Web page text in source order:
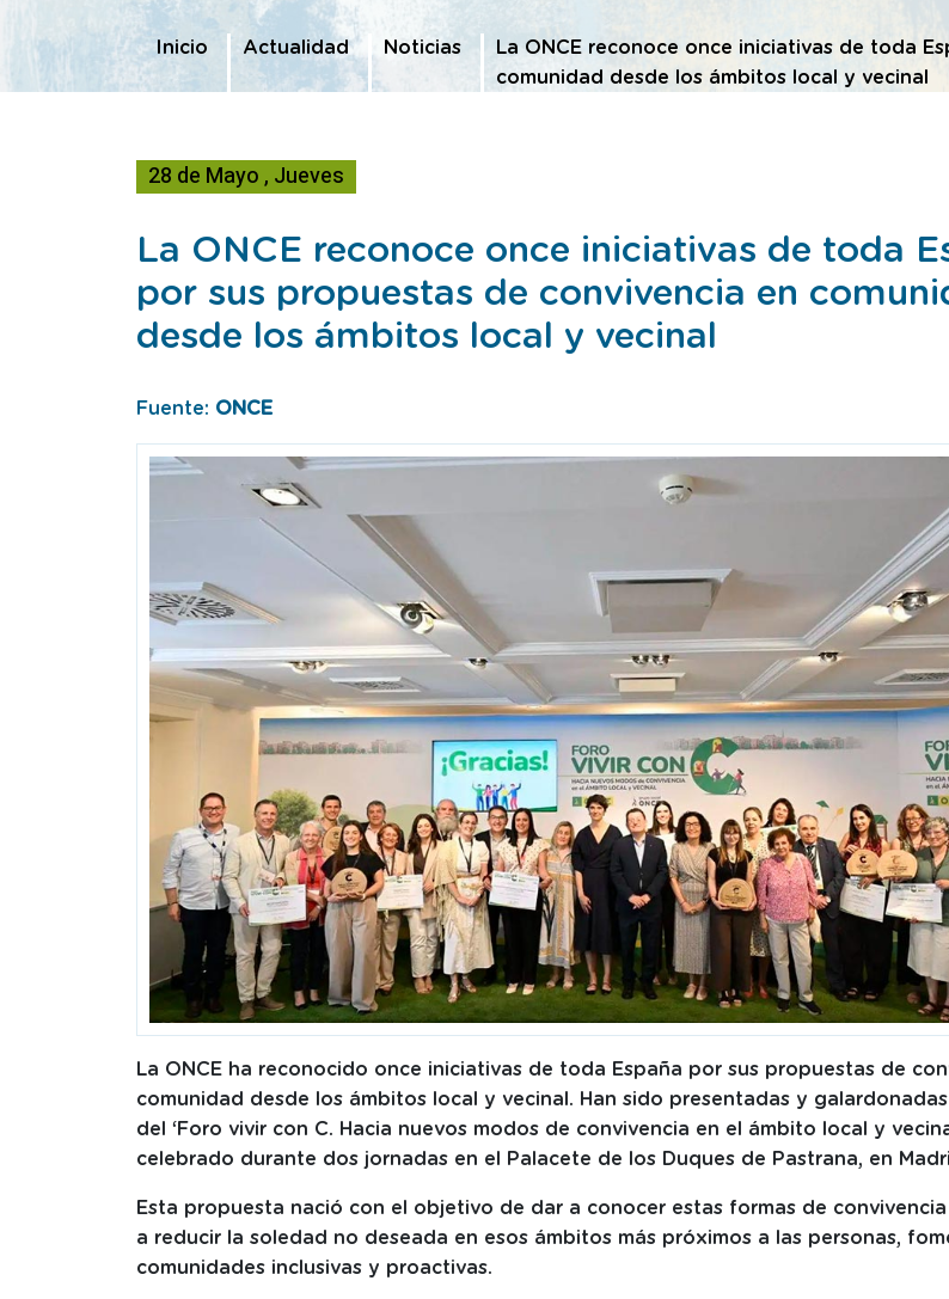
Te encuentras en
Inicio Actualidad Noticias
La ONCE reconoce once iniciativas de toda
comunidad desde los ámbitos local y vecinal
28 de Mayo, Jueves
La ONCE reconoce once iniciativas de toda
por sus propuestas de convivencia en
desde los ámbitos local y vecinal
Fuente: ONCE
La ONCE ha reconocido once iniciativas de toda España por sus propuestas de
comunidad desde los ámbitos local y vecinal. Han sido presentadas y
del ‘Foro vivir con C. Hacia nuevos modos de convivencia en el ámbito local y
celebrado durante dos jornadas en el Palacete de los Duques de Pastrana, en
Esta propuesta nació con el objetivo de dar a conocer estas formas de
a reducir la soledad no deseada en esos ámbitos más próximos a las personas,
comunidades inclusivas y proactivas.